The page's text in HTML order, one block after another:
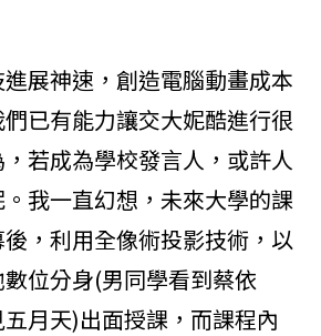
展神速，創造電腦動畫成本
已有能力讓交大妮酷進行很
若成為學校發言人，或許人
我一直幻想，未來大學的課
，利用全像術投影技術，以
位分身(男同學看到蔡依
月天)出面授課，而課程內